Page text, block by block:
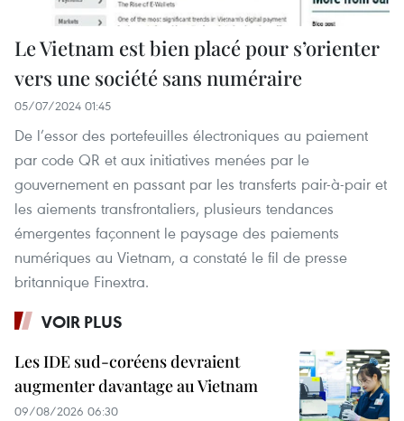
Le Vietnam est bien placé pour s’orienter
vers une société sans numéraire
05/07/2024 01:45
De l’essor des portefeuilles électroniques au paiement
par code QR et aux initiatives menées par le
gouvernement en passant par les transferts pair-à-pair et
les aiements transfrontaliers, plusieurs tendances
émergentes façonnent le paysage des paiements
numériques au Vietnam, a constaté le fil de presse
britannique Finextra.
VOIR PLUS
Les IDE sud-coréens devraient
augmenter davantage au Vietnam
09/08/2026 06:30